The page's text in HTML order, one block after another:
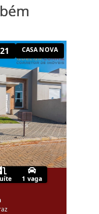
CASA NOVA
1 vaga